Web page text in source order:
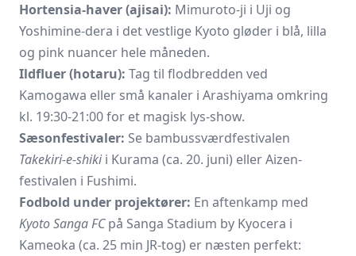
Hortensia-haver (ajisai): Mimuroto-ji i Uji og
Yoshimine-dera i det vestlige Kyoto gløder i blå, lilla
og pink nuancer hele måneden.
Ildfluer (hotaru): Tag til flodbredden ved
Kamogawa eller små kanaler i Arashiyama omkring
kl. 19:30-21:00 for et magisk lys-show.
Sæsonfestivaler: Se bambussværdfestivalen
Takekiri-e-shikii Kurama (ca. 20. juni) eller Aizen-
festivalen i Fushimi.
Fodbold under projektører: En aftenkamp med
Kyoto Sanga FCpå Sanga Stadium by Kyocera i
Kameoka (ca. 25 min JR-tog) er næsten perfekt: